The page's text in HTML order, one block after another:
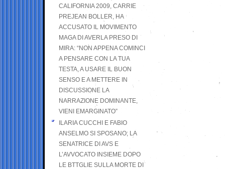
CALIFORNIA 2009, CARRIE
PREJEAN BOLLER, HA
ACCUSATO IL MOVIMENTO
MAGA DI AVERLA PRESO DI
MIRA: “NON APPENA COMINCI
A PENSARE CON LA TUA
TESTA, A USARE IL BUON
SENSO E A METTERE IN
DISCUSSIONE LA
NARRAZIONE DOMINANTE,
VIENI EMARGINATO”
ILARIA CUCCHI E FABIO
ANSELMO SI SPOSANO; LA
SENATRICE DI AVS E
L’AVVOCATO INSIEME DOPO
LE BTTGLIE SULLA MORTE DI